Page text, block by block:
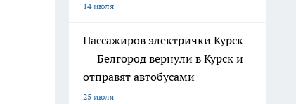
14 июля
Пассажиров электрички Курск
— Белгород вернули в Курск и
отправят автобусами
25 июля